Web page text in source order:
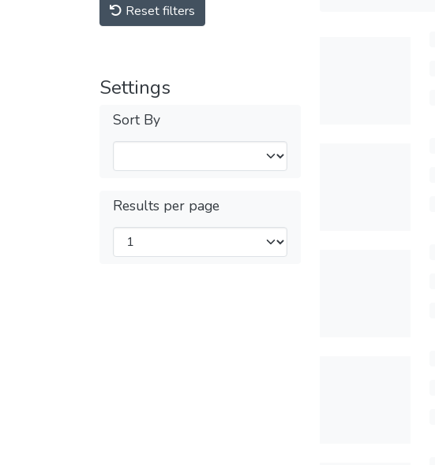
Reset filters
Settings
Sort By
Results per page